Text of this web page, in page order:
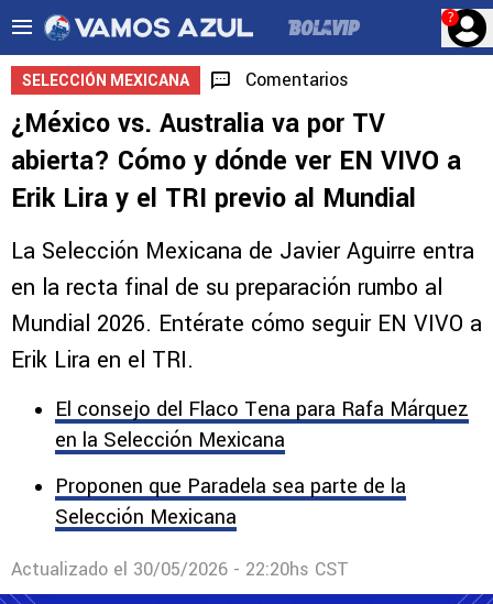
?
SELECCIÓN MEXICANA Comentarios
¿México vs. Australia va por TV
abierta? Cómo y dónde ver EN VIVO a
Erik Lira y el TRI previo al Mundial
La Selección Mexicana de Javier Aguirre entra
en la recta final de su preparación rumbo al
Mundial 2026. Entérate cómo seguir EN VIVO a
Erik Lira en el TRI.
El consejo del Flaco Tena para Rafa Márquez
en la Selección Mexicana
Proponen que Paradela sea parte de la
Selección Mexicana
Actualizado el 30/05/2026 - 22:20hs CST